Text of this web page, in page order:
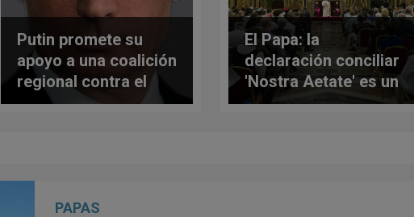
Putin promete su
apoyo a una coalición
regional contra el
ISIS
El Papa: la
declaración conciliar
'Nostra Aetate' es un
no al antisemitismo
PAPAS